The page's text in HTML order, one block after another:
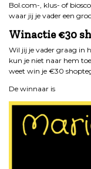
Bol.com-, klus- of
waar jij je vader een
Winactie €30
Wil jij je vader graag in
kun je niet naar hem
weet win je €30
De winnaar is